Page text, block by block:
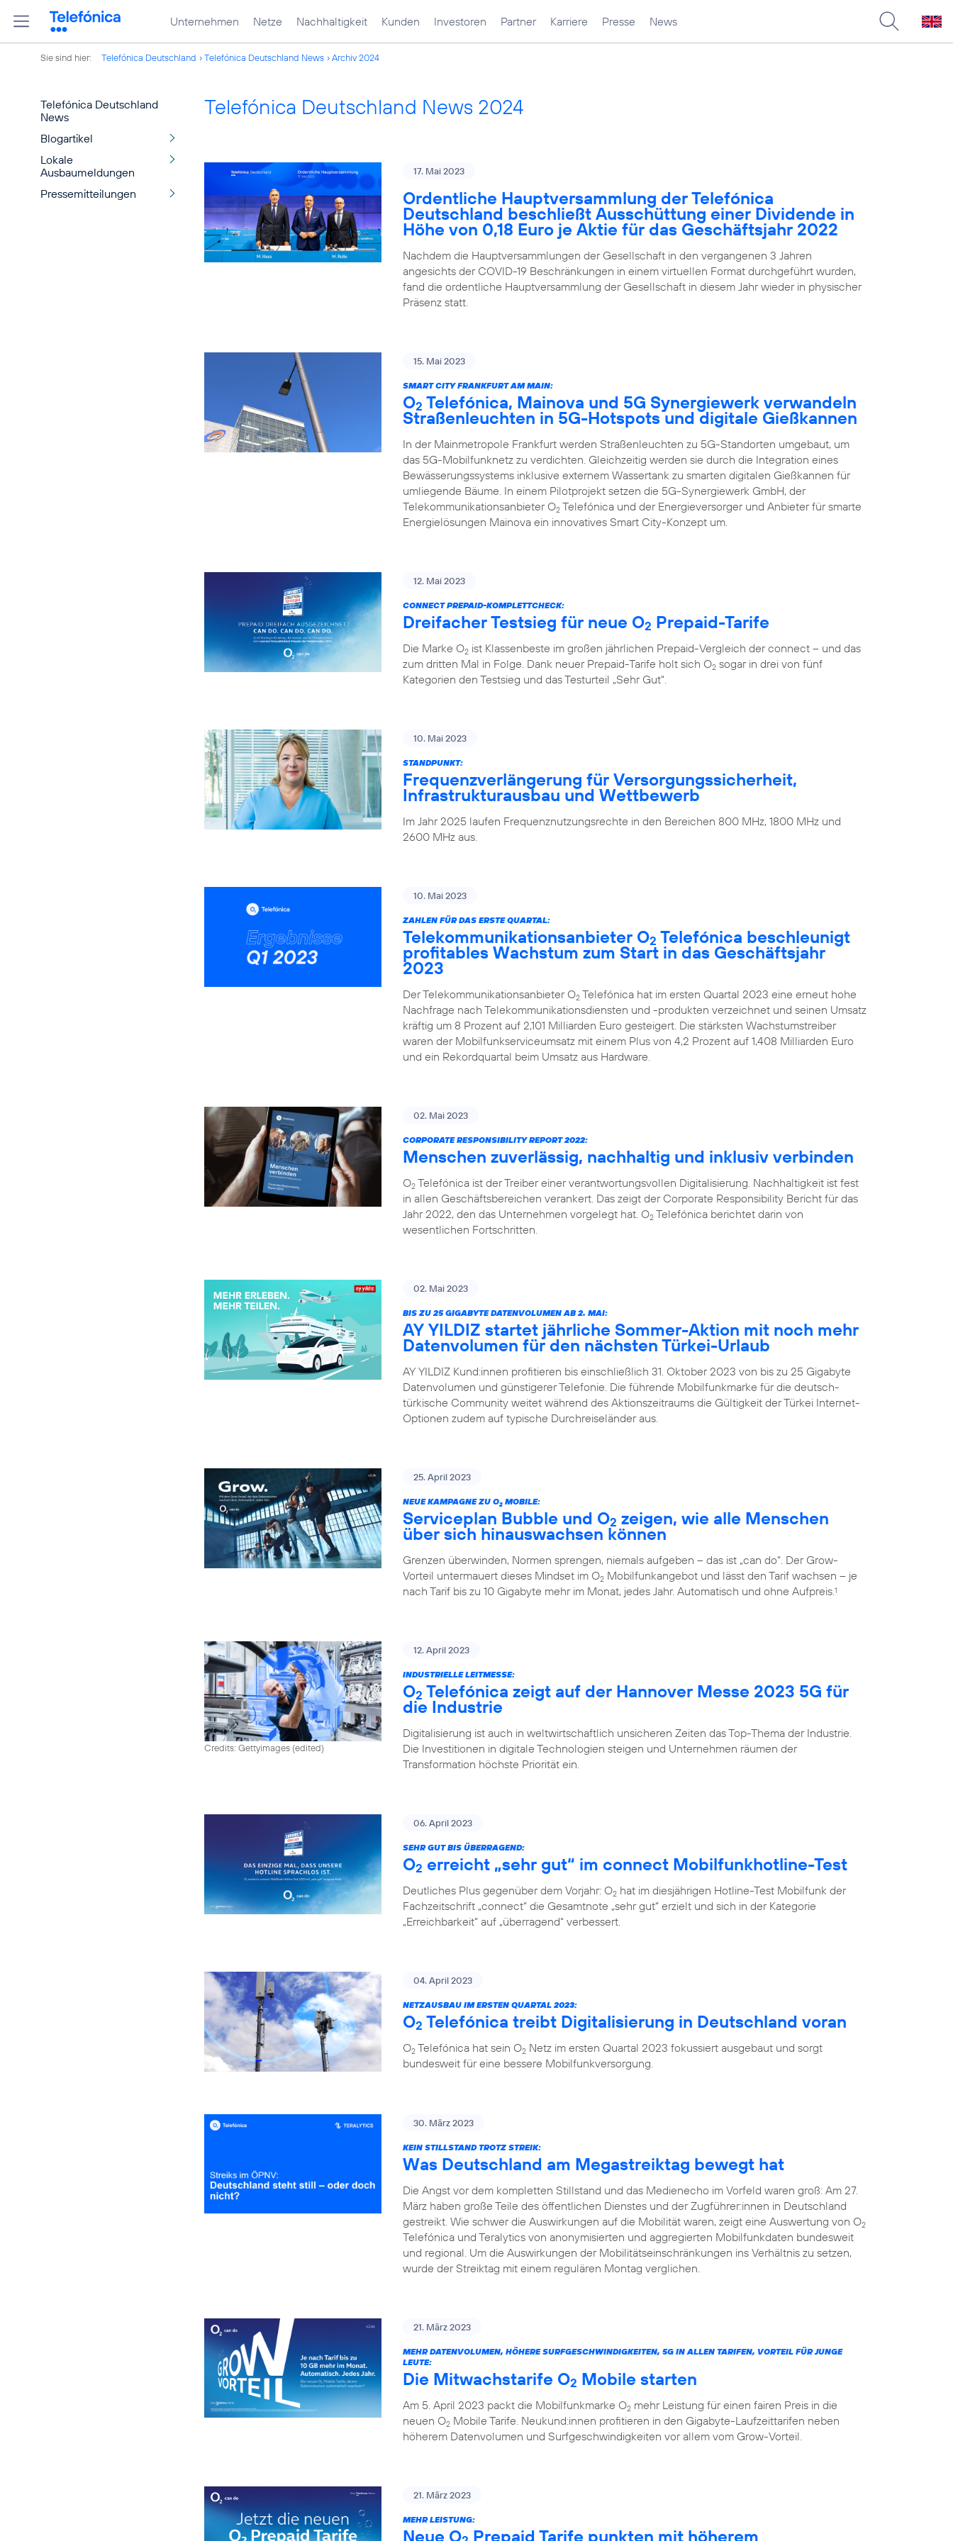
Unternehmen Netze Nachhaltigkeit Kunden Investoren Partner Karriere Presse News
Sie sind hier: Telefónica Deutschland Telefónica Deutschland News Archiv 2024
Telefónica Deutschland
News
Blogartikel
Lokale
Ausbaumeldungen
Pressemitteilungen
Telefónica Deutschland News 2024
17. Mai 2023
Ordentliche Hauptversammlung der Telefónica
Deutschland beschließt Ausschüttung einer Dividende in
Höhe von 0,18 Euro je Aktie für das Geschäftsjahr 2022
Nachdem die Hauptversammlungen der Gesellschaft in den vergangenen 3 Jahren
angesichts der COVID-19 Beschränkungen in einem virtuellen Format durchgeführt wurden,
fand die ordentliche Hauptversammlung der Gesellschaft in diesem Jahr wieder in physischer
Präsenz statt.
15. Mai 2023
SMART CITY FRANKFURT AM MAIN:
O2 Telefónica, Mainova und 5G Synergiewerk verwandeln
Straßenleuchten in 5G-Hotspots und digitale Gießkannen
In der Mainmetropole Frankfurt werden Straßenleuchten zu 5G-Standorten umgebaut, um
das 5G-Mobilfunknetz zu verdichten. Gleichzeitig werden sie durch die Integration eines
Bewässerungssystems inklusive externem Wassertank zu smarten digitalen Gießkannen für
umliegende Bäume. In einem Pilotprojekt setzen die 5G-Synergiewerk GmbH, der
Telekommunikationsanbieter O2 Telefónica und der Energieversorger und Anbieter für smarte
Energielösungen Mainova ein innovatives Smart City-Konzept um.
12. Mai 2023
CONNECT PREPAID-KOMPLETTCHECK:
Dreifacher Testsieg für neue O2 Prepaid-Tarife
Die Marke O2 ist Klassenbeste im großen jährlichen Prepaid-Vergleich der connect – und das
zum dritten Mal in Folge. Dank neuer Prepaid-Tarife holt sich O2 sogar in drei von fünf
Kategorien den Testsieg und das Testurteil „Sehr Gut“.
10. Mai 2023
STANDPUNKT:
Frequenzverlängerung für Versorgungssicherheit,
Infrastrukturausbau und Wettbewerb
Im Jahr 2025 laufen Frequenznutzungsrechte in den Bereichen 800 MHz, 1800 MHz und
2600 MHz aus.
10. Mai 2023
ZAHLEN FÜR DAS ERSTE QUARTAL:
Telekommunikationsanbieter O2 Telefónica beschleunigt
profitables Wachstum zum Start in das Geschäftsjahr
2023
Der Telekommunikationsanbieter O2 Telefónica hat im ersten Quartal 2023 eine erneut hohe
Nachfrage nach Telekommunikationsdiensten und -produkten verzeichnet und seinen Umsatz
kräftig um 8 Prozent auf 2,101 Milliarden Euro gesteigert. Die stärksten Wachstumstreiber
waren der Mobilfunkserviceumsatz mit einem Plus von 4,2 Prozent auf 1,408 Milliarden Euro
und ein Rekordquartal beim Umsatz aus Hardware.
02. Mai 2023
CORPORATE RESPONSIBILITY REPORT 2022:
Menschen zuverlässig, nachhaltig und inklusiv verbinden
O2 Telefónica ist der Treiber einer verantwortungsvollen Digitalisierung. Nachhaltigkeit ist fest
in allen Geschäftsbereichen verankert. Das zeigt der Corporate Responsibility Bericht für das
Jahr 2022, den das Unternehmen vorgelegt hat. O2 Telefónica berichtet darin von
wesentlichen Fortschritten.
02. Mai 2023
BIS ZU 25 GIGABYTE DATENVOLUMEN AB 2. MAI:
AY YILDIZ startet jährliche Sommer-Aktion mit noch mehr
Datenvolumen für den nächsten Türkei-Urlaub
AY YILDIZ Kund:innen profitieren bis einschließlich 31. Oktober 2023 von bis zu 25 Gigabyte
Datenvolumen und günstigerer Telefonie. Die führende Mobilfunkmarke für die deutsch-
türkische Community weitet während des Aktionszeitraums die Gültigkeit der Türkei Internet-
Optionen zudem auf typische Durchreiseländer aus.
25. April 2023
NEUE KAMPAGNE ZU O2 MOBILE:
Serviceplan Bubble und O2 zeigen, wie alle Menschen
über sich hinauswachsen können
Grenzen überwinden, Normen sprengen, niemals aufgeben – das ist „can do“. Der Grow-
Vorteil untermauert dieses Mindset im O2 Mobilfunkangebot und lässt den Tarif wachsen – je
nach Tarif bis zu 10 Gigabyte mehr im Monat, jedes Jahr. Automatisch und ohne Aufpreis.1
Credits: Gettyimages (edited)
12. April 2023
INDUSTRIELLE LEITMESSE:
O2 Telefónica zeigt auf der Hannover Messe 2023 5G für
die Industrie
Digitalisierung ist auch in weltwirtschaftlich unsicheren Zeiten das Top-Thema der Industrie.
Die Investitionen in digitale Technologien steigen und Unternehmen räumen der
Transformation höchste Priorität ein.
06. April 2023
SEHR GUT BIS ÜBERRAGEND:
O2 erreicht „sehr gut“ im connect Mobilfunkhotline-Test
Deutliches Plus gegenüber dem Vorjahr: O2 hat im diesjährigen Hotline-Test Mobilfunk der
Fachzeitschrift „connect“ die Gesamtnote „sehr gut“ erzielt und sich in der Kategorie
„Erreichbarkeit“ auf „überragend“ verbessert.
04. April 2023
NETZAUSBAU IM ERSTEN QUARTAL 2023:
O2 Telefónica treibt Digitalisierung in Deutschland voran
O2 Telefónica hat sein O2 Netz im ersten Quartal 2023 fokussiert ausgebaut und sorgt
bundesweit für eine bessere Mobilfunkversorgung.
30. März 2023
KEIN STILLSTAND TROTZ STREIK:
Was Deutschland am Megastreiktag bewegt hat
Die Angst vor dem kompletten Stillstand und das Medienecho im Vorfeld waren groß: Am 27.
März haben große Teile des öffentlichen Dienstes und der Zugführer:innen in Deutschland
gestreikt. Wie schwer die Auswirkungen auf die Mobilität waren, zeigt eine Auswertung von O2
Telefónica und Teralytics von anonymisierten und aggregierten Mobilfunkdaten bundesweit
und regional. Um die Auswirkungen der Mobilitätseinschränkungen ins Verhältnis zu setzen,
wurde der Streiktag mit einem regulären Montag verglichen.
21. März 2023
MEHR DATENVOLUMEN, HÖHERE SURFGESCHWINDIGKEITEN, 5G IN ALLEN TARIFEN, VORTEIL FÜR JUNGE
LEUTE:
Die Mitwachstarife O2 Mobile starten
Am 5. April 2023 packt die Mobilfunkmarke O2 mehr Leistung für einen fairen Preis in die
neuen O2 Mobile Tarife. Neukund:innen profitieren in den Gigabyte-Laufzeittarifen neben
höherem Datenvolumen und Surfgeschwindigkeiten vor allem vom Grow-Vorteil.
21. März 2023
MEHR LEISTUNG:
Neue O Prepaid Tarife punkten mit höherem